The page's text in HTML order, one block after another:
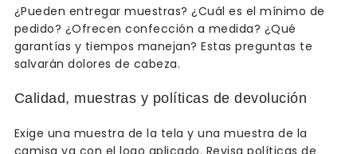
¿Pueden entregar muestras? ¿Cuál es el mínimo de
pedido? ¿Ofrecen confección a medida? ¿Qué
garantías y tiempos manejan? Estas preguntas te
salvarán dolores de cabeza.
Calidad, muestras y políticas de devolución
Exige una muestra de la tela y una muestra de la
camisa ya con el logo aplicado. Revisa políticas de